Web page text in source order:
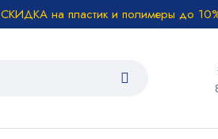
СКИДКА на пластик и полимеры до